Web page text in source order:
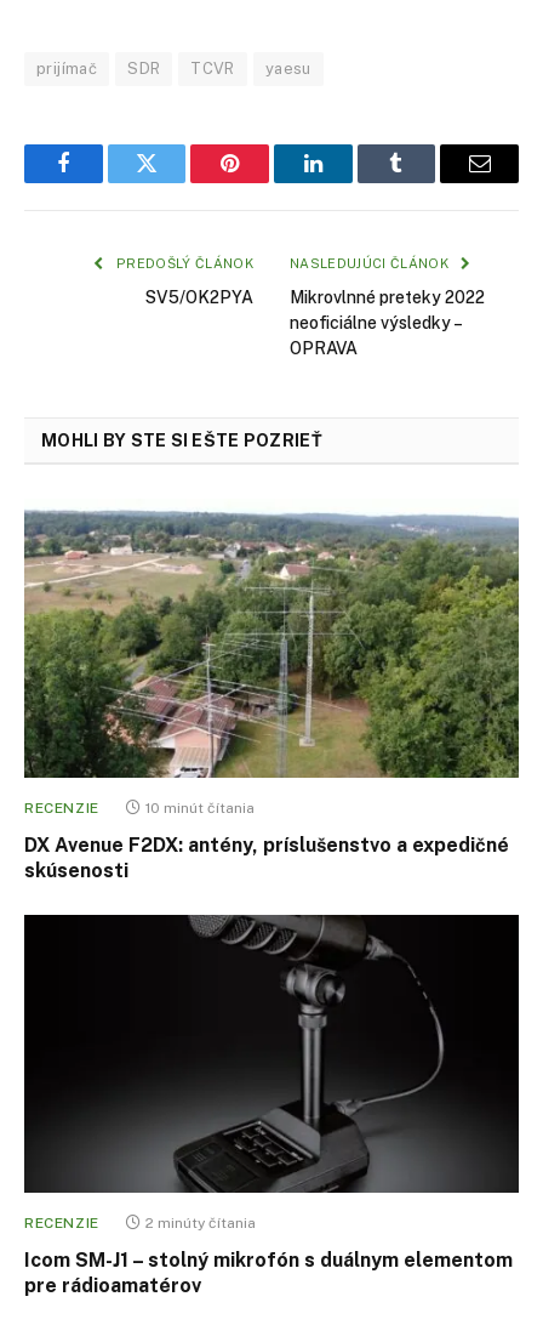
prijímač SDR TCVR yaesu
FacebookTwitter Pinterest LinkedInTumblr Email
PREDOŠLÝ ČLÁNOK
SV5/OK2PYA
NASLEDUJÚCI ČLÁNOK
Mikrovlnné preteky 2022
neoficiálne výsledky –
OPRAVA
MOHLI BY STE SI EŠTE POZRIEŤ
RECENZIE 10 minút čítania
DX Avenue F2DX: antény, príslušenstvo a expedičné
skúsenosti
RECENZIE 2 minúty čítania
Icom SM-J1 – stolný mikrofón s duálnym elementom
pre rádioamatérov